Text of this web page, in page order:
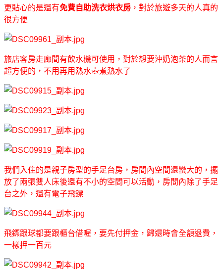
更貼心的是還有免費自助洗衣烘衣房 ，對於旅遊多天的人真的
很方便
旅店客房走廊間有飲水機可使用，對於想要沖奶泡茶的人而言
超方便的，不用再用熱水壺煮熱水了
我們入住的是親子房型的手足台房，房間內空間還蠻大的，擺
放了兩張雙人床後還有不小的空間可以活動，房間內除了手足
台之外，還有電子飛鏢
飛鏢跟球都要跟櫃台借喔，要先付押金，歸還時會全額退費，
一樣押一百元